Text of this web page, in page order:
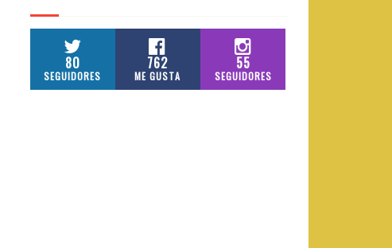
80
SEGUIDORES
762
ME GUSTA
55
SEGUIDORES